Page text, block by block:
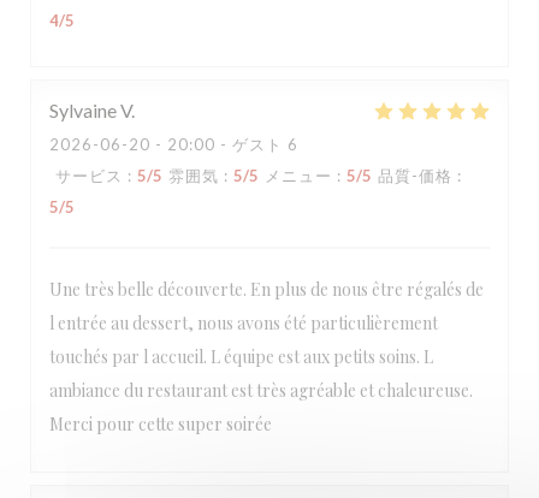
4/5
SylvaineV
2026-06-20 - 20:00 - ゲスト 6
サービス : 5/5 雰囲気 : 5/5 メニュー : 5/5 品質-価格 :
5/5
Une très belle découverte. En plus de nous être régalés de
l entrée au dessert, nous avons été particulièrement
touchés par l accueil. L équipe est aux petits soins. L
ambiance du restaurant est très agréable et chaleureuse.
Merci pour cette super soirée